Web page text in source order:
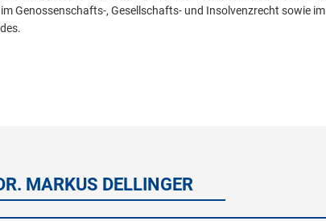
Genossenschafts-, Gesellschafts- und Insolvenzrecht sowie im
MARKUS DELLINGER